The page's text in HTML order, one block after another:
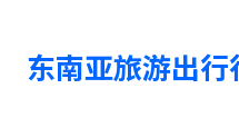
东南亚旅游出